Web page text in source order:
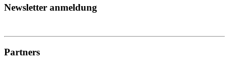
Newsletter anmeldung
Partners